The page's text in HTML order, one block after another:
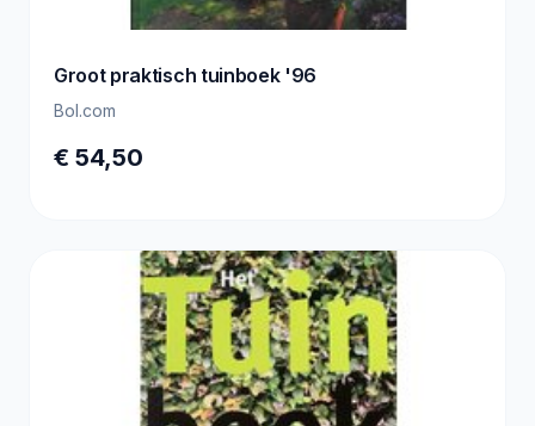
Groot praktisch tuinboek '96
Bol.com
€ 54,50